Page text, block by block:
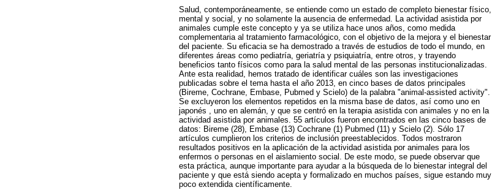
Salud, contemporáneamente, se entiende como un estado de completo bienestar físico,
mental y social, y no solamente la ausencia de enfermedad. La actividad asistida por
animales cumple este concepto y ya se utiliza hace unos años, como medida
complementaria al tratamiento farmacológico, con el objetivo de la mejora y el bienestar
del paciente. Su eficacia se ha demostrado a través de estudios de todo el mundo, en
diferentes áreas como pediatría, geriatría y psiquiatría, entre otros, y trayendo
beneficios tanto físicos como para la salud mental de las personas institucionalizadas.
Ante esta realidad, hemos tratado de identificar cuáles son las investigaciones
publicadas sobre el tema hasta el año 2013, en cinco bases de datos principales
(Bireme, Cochrane, Embase, Pubmed y Scielo) de la palabra "animal-assisted activity".
Se excluyeron los elementos repetidos en la misma base de datos, así como uno en
japonés , uno en alemán, y que se centró en la terapia asistida con animales y no en la
actividad asistida por animales. 55 artículos fueron encontrados en las cinco bases de
datos: Bireme (28), Embase (13) Cochrane (1) Pubmed (11) y Scielo (2). Sólo 17
artículos cumplieron los criterios de inclusión preestablecidos. Todos mostraron
resultados positivos en la aplicación de la actividad asistida por animales para los
enfermos o personas en el aislamiento social. De este modo, se puede observar que
esta práctica, aunque importante para ayudar a la búsqueda de lo bienestar integral del
paciente y que está siendo acepta y formalizado en muchos países, sigue estando muy
poco extendida científicamente.